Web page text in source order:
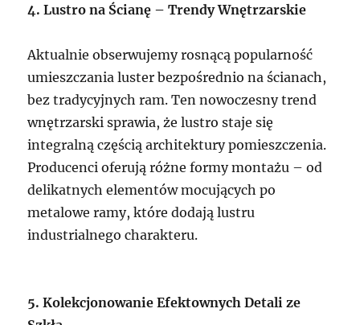
4. Lustro na Ścianę – Trendy Wnętrzarskie
Aktualnie obserwujemy rosnącą popularność
umieszczania luster bezpośrednio na ścianach,
bez tradycyjnych ram. Ten nowoczesny trend
wnętrzarski sprawia, że lustro staje się
integralną częścią architektury pomieszczenia.
Producenci oferują różne formy montażu – od
delikatnych elementów mocujących po
metalowe ramy, które dodają lustru
industrialnego charakteru.
5. Kolekcjonowanie Efektownych Detali ze